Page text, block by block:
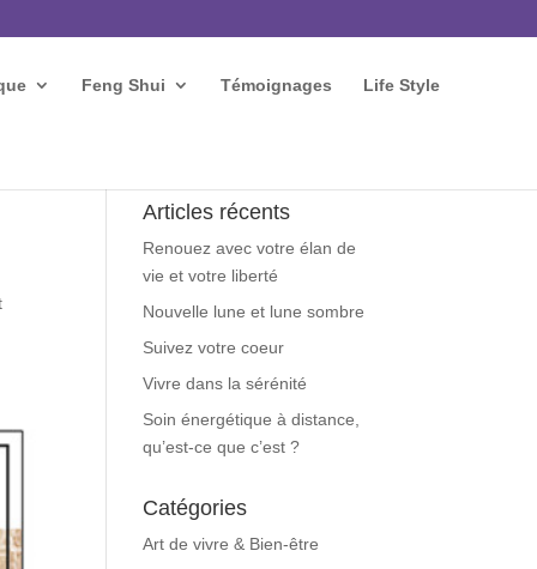
Feng Shui Témoignages Life Style
Articles récents
Renouez avec votre élan de
vie et votre liberté
Nouvelle lune et lune sombre
Suivez votre coeur
Vivre dans la sérénité
Soin énergétique à distance,
qu’est-ce que c’est ?
Catégories
Art de vivre & Bien-être